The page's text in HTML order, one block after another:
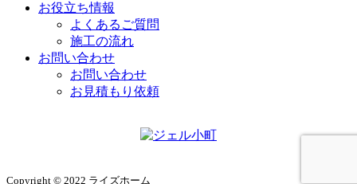
お役立ち情報
よくあるご質問
施工の流れ
お問い合わせ
お問い合わせ
お見積もり依頼
Copyright © 2022 ライズホーム